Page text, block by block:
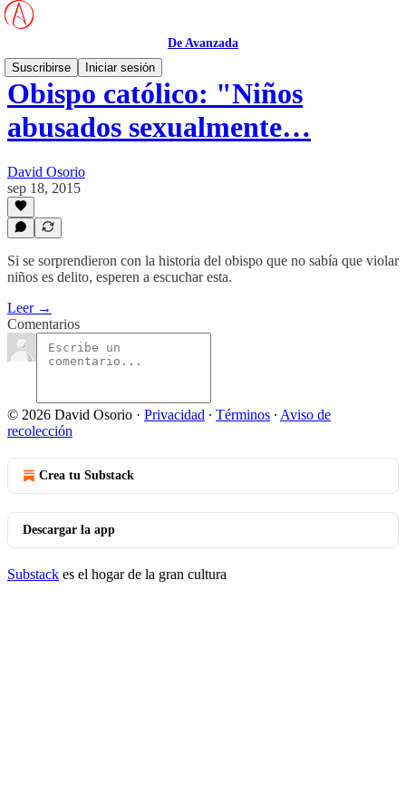
De Avanzada
Suscribirse
Iniciar sesión
Obispo católico: "Niños
abusados sexualmente…
David Osorio
sep 18, 2015
Si se sorprendieron con la historia del obispo que no sabía que violar
niños es delito, esperen a escuchar esta.
Leer →
Comentarios
© 2026 David Osorio · Privacidad ∙ Términos ∙ Aviso de
recolección
Crea tu Substack
Descargar la app
Substack es el hogar de la gran cultura